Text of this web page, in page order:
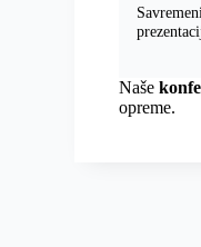
Naše
opreme.